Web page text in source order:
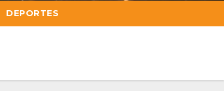
DEPORTES